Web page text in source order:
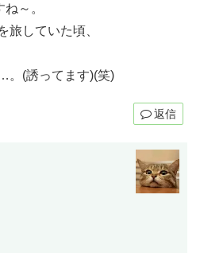
～。
旅していた頃、
。(誘ってます)(笑)
返信